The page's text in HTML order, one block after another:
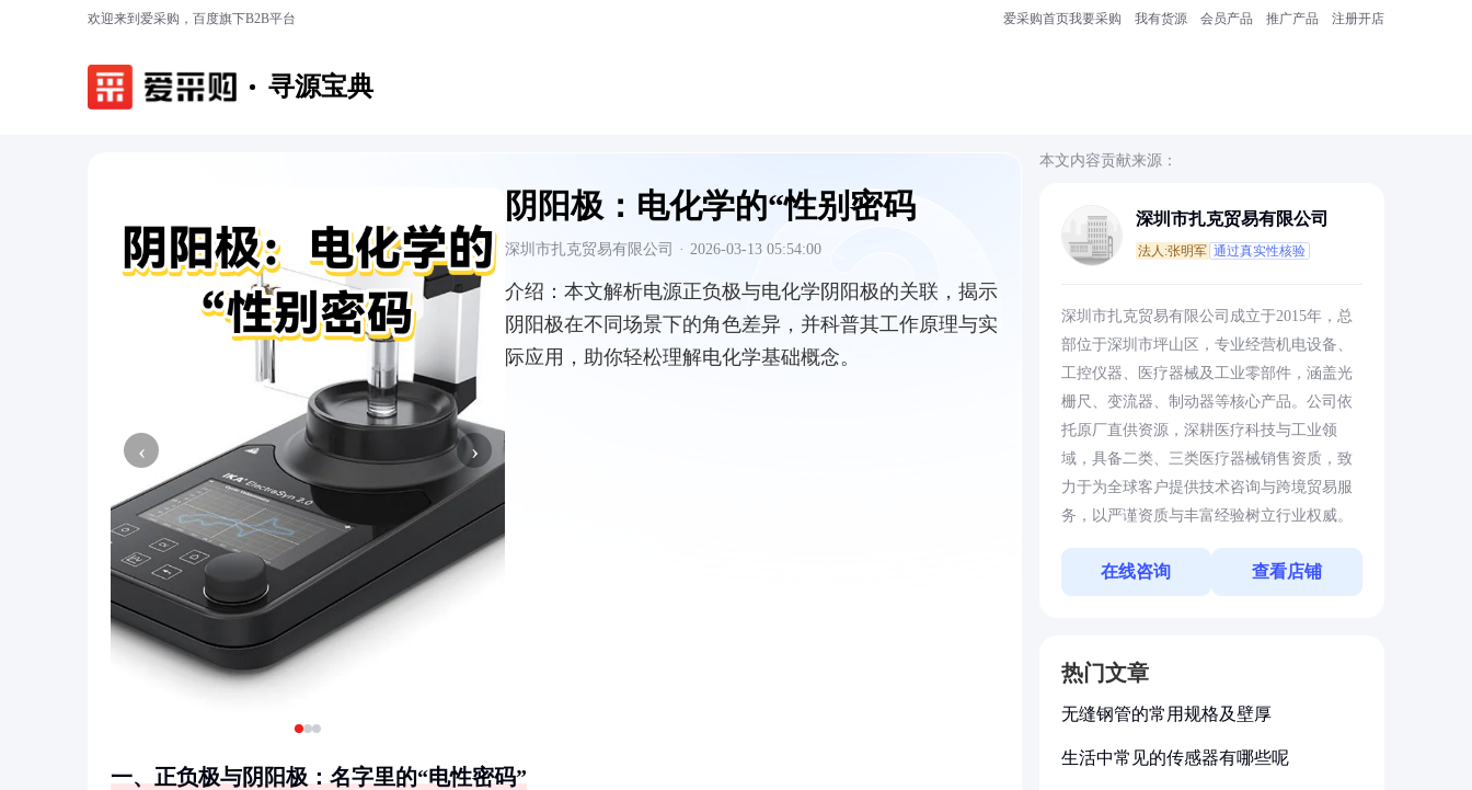
欢迎来到爱采购，百度旗下B2B平台 爱采购首页我要采购 我有货源 会员产品 推广产品 注册开店
寻源宝典
‹ ›
阴阳极：电化学的“性别密码
深圳市扎克贸易有限公司 · 2026-03-13 05:54:00
介绍： 本文解析电源正负极与电化学阴阳极的关联，揭示
阴阳极在不同场景下的角色差异，并科普其工作原理与实
际应用，助你轻松理解电化学基础概念。
一、正负极与阴阳极：名字里的“电性密码”
本文内容贡献来源：
深圳市扎克贸易有限公司
法人:张明军 通过真实性核验
深圳市扎克贸易有限公司成立于2015年，总
部位于深圳市坪山区，专业经营机电设备、
工控仪器、医疗器械及工业零部件，涵盖光
栅尺、变流器、制动器等核心产品。公司依
托原厂直供资源，深耕医疗科技与工业领
域，具备二类、三类医疗器械销售资质，致
力于为全球客户提供技术咨询与跨境贸易服
务，以严谨资质与丰富经验树立行业权威。
在线咨询 查看店铺
热门文章
无缝钢管的常用规格及壁厚
生活中常见的传感器有哪些呢